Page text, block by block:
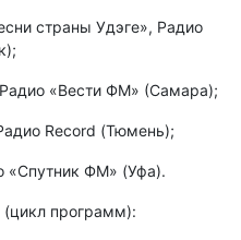
страны Удэге», Радио
«Вести ФМ» (Самара);
Record (Тюмень);
«Спутник ФМ» (Уфа).
программ):